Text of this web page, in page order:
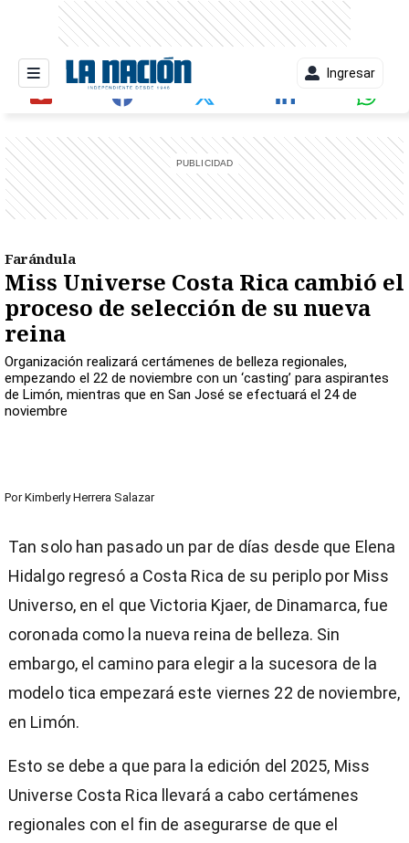
Ingresar
Farándula
Miss Universe Costa Rica cambió el
proceso de selección de su nueva
reina
Organización realizará certámenes de belleza regionales,
empezando el 22 de noviembre con un ‘casting’ para aspirantes
de Limón, mientras que en San José se efectuará el 24 de
noviembre
Por Kimberly Herrera Salazar
Tan solo han pasado un par de días desde que Elena
Hidalgo regresó a Costa Rica de su periplo por Miss
Universo, en el que Victoria Kjaer, de Dinamarca, fue
coronada como la nueva reina de belleza. Sin
embargo, el camino para elegir a la sucesora de la
modelo tica empezará este viernes 22 de noviembre,
en Limón.
Esto se debe a que para la edición del 2025, Miss
Universe Costa Rica llevará a cabo certámenes
regionales con el fin de asegurarse de que el